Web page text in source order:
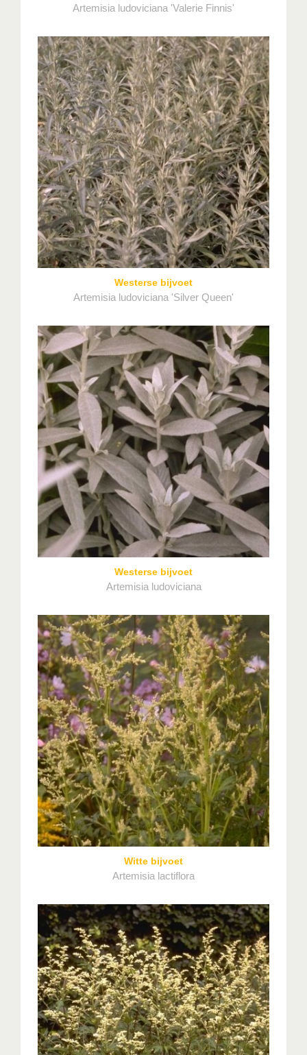
Artemisia ludoviciana 'Valerie Finnis'
Westerse bijvoet
Artemisia ludoviciana 'Silver Queen'
Westerse bijvoet
Artemisia ludoviciana
Witte bijvoet
Artemisia lactiflora